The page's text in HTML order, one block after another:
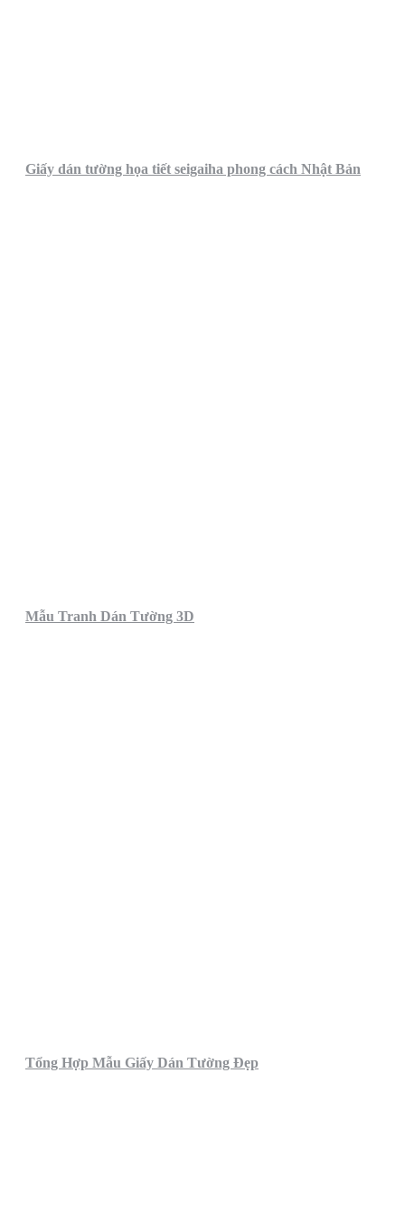
Giấy dán tường họa tiết seigaiha phong cách Nhật Bản
Mẫu Tranh Dán Tường 3D
Tổng Hợp Mẫu Giấy Dán Tường Đẹp